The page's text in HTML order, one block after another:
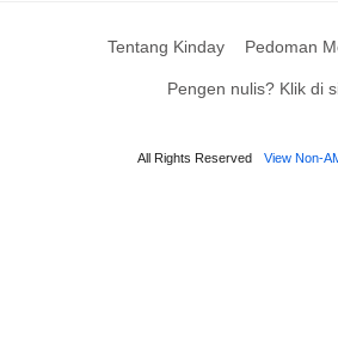
Tentang Kinday Pedoman
Pengen nulis? Klik di
All Rights Reserved View Non-